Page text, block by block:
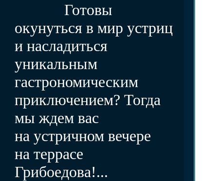
Готовы
окунуться в мир устриц
и насладиться
уникальным
гастрономическим
приключением? Тогда
мы ждем вас
на устричном вечере
на террасе
Грибоедова!...